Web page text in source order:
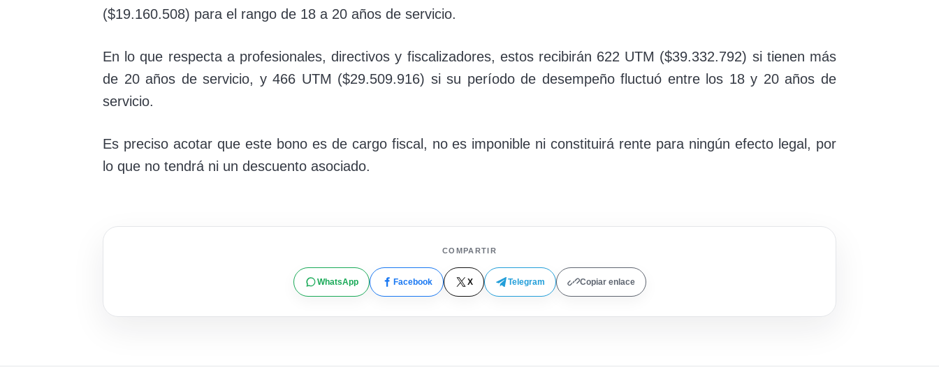
($19.160.508) para el rango de 18 a 20 años de servicio.
En lo que respecta a profesionales, directivos y fiscalizadores, estos recibirán 622 UTM ($39.332.792) si tienen más
de 20 años de servicio, y 466 UTM ($29.509.916) si su período de desempeño fluctuó entre los 18 y 20 años de
servicio.
Es preciso acotar que este bono es de cargo fiscal, no es imponible ni constituirá rente para ningún efecto legal, por
lo que no tendrá ni un descuento asociado.
COMPARTIR
WhatsApp Facebook X Telegram Copiar enlace